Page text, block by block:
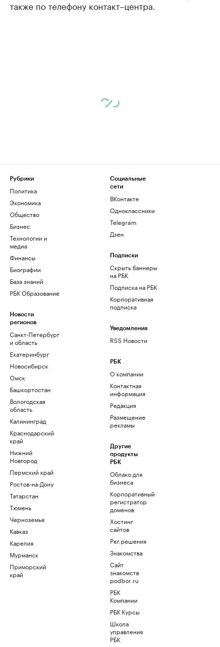
также по телефону контакт–центра.
Рубрики
Политика
Экономика
Общество
Бизнес
Технологии и
медиа
Финансы
Биографии
База знаний
РБК Образование
Новости
регионов
Санкт-Петербург
и область
Екатеринбург
Новосибирск
Омск
Башкортостан
Вологодская
область
Калининград
Краснодарский
край
Нижний
Новгород
Пермский край
Ростов-на-Дону
Татарстан
Тюмень
Черноземье
Кавказ
Карелия
Мурманск
Приморский
край
Социальные
сети
ВКонтакте
Одноклассники
Telegram
Дзен
Подписки
Скрыть баннеры
на РБК
Подписка на РБК
Корпоративная
подписка
Уведомления
RSS Новости
РБК
О компании
Контактная
информация
Редакция
Размещение
рекламы
Другие
продукты
РБК
Облако для
бизнеса
Корпоративный
регистратор
доменов
Хостинг
сайтов
Рег.решения
Знакомства
Сайт
знакомств
podbor.ru
РБК
Компании
РБК Курсы
Школа
управления
РБК